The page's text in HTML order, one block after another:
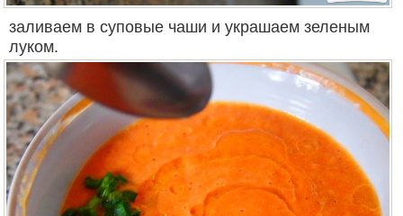
заливаем в суповые чаши и украшаем зеленым
луком.